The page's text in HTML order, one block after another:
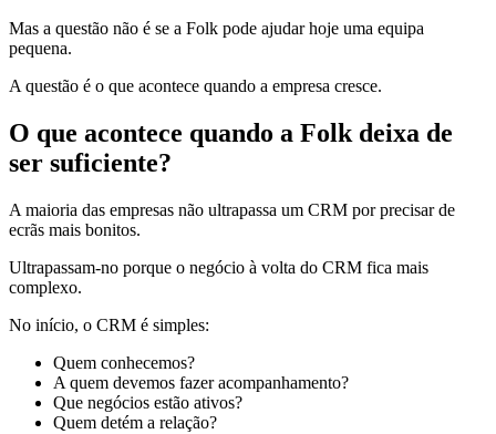
Mas a questão não é se a Folk pode ajudar hoje uma equipa
pequena.
A questão é o que acontece quando a empresa cresce.
O que acontece quando a Folk deixa de
ser suficiente?
A maioria das empresas não ultrapassa um CRM por precisar de
ecrãs mais bonitos.
Ultrapassam-no porque o negócio à volta do CRM fica mais
complexo.
No início, o CRM é simples:
Quem conhecemos?
A quem devemos fazer acompanhamento?
Que negócios estão ativos?
Quem detém a relação?